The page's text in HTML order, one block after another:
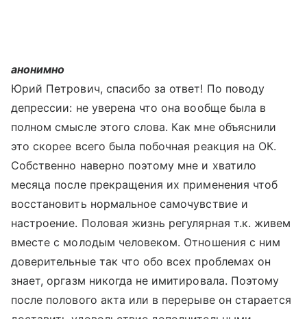
анонимно
Юрий Петрович, спасибо за ответ! По поводу
депрессии: не уверена что она вообще была в
полном смысле этого слова. Как мне объяснили
это скорее всего была побочная реакция на ОК.
Собственно наверно поэтому мне и хватило
месяца после прекращения их применения чтоб
восстановить нормальное самочувствие и
настроение. Половая жизнь регулярная т.к. живем
вместе с молодым человеком. Отношения с ним
доверительные так что обо всех проблемах он
знает, оргазм никогда не имитировала. Поэтому
после полового акта или в перерыве он старается